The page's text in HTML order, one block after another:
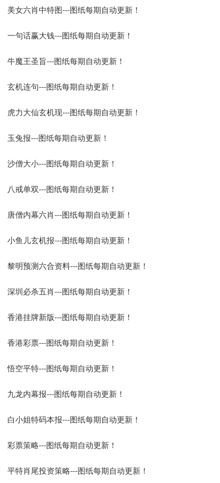
美女六肖中特图---图纸每期自动更新！
一句话赢大钱---图纸每期自动更新！
牛魔王圣旨---图纸每期自动更新！
玄机连句---图纸每期自动更新！
虎力大仙玄机现---图纸每期自动更新！
玉兔报---图纸每期自动更新！
沙僧大小---图纸每期自动更新！
八戒单双---图纸每期自动更新！
唐僧内幕六肖---图纸每期自动更新！
小鱼儿玄机报---图纸每期自动更新！
黎明预测六合资料---图纸每期自动更新！
深圳必杀五肖---图纸每期自动更新！
香港挂牌新版---图纸每期自动更新！
香港彩票---图纸每期自动更新！
悟空平特---图纸每期自动更新！
九龙内幕报---图纸每期自动更新！
白小姐特码本报---图纸每期自动更新！
彩票策略---图纸每期自动更新！
平特肖尾投资策略---图纸每期自动更新！